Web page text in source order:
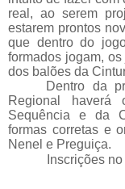
real, ao serem
estarem prontos
que dentro do
formados jogam,
dos balões da
Dentro da
Regional haverá
Sequência e da
formas corretas e
Nenel e Preguiça.
Inscrições